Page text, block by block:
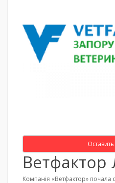
Компанія «Ветфактор» почала